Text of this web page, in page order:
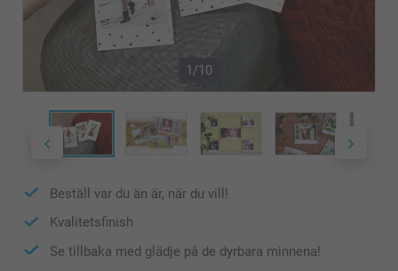
1/10
Beställ var du än är, när du vill!
Kvalitetsfinish
Se tillbaka med glädje på de dyrbara minnena!